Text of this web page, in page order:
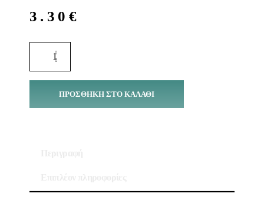
3.30 €
ΠΡΟΣΘΉΚΗ ΣΤΟ ΚΑΛΆΘΙ